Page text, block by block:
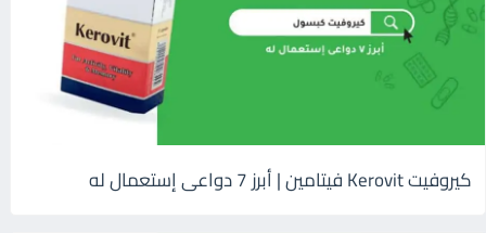
كيروفيت Kerovit فيتامين | أبرز 7 دواعى إستعمال له